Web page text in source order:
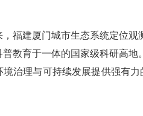
福建厦门城市生态系统定位
教育于一体的国家级科研高
治理与可持续发展提供强有